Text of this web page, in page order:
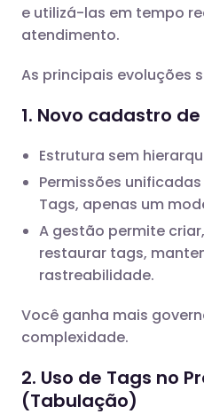
e utilizá-las em tempo
atendimento.
As principais evoluções
1. Novo cadastro
Estrutura sem
Permissões
Tags, apenas um
A gestão permite
restaurar tags,
rastreabilidade.
Você ganha mais
complexidade.
2. Uso de Tags no
(Tabulação)